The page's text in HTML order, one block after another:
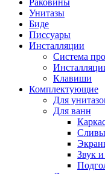
Раковины
Унитазы
Биде
Писсуары
Инсталляции
Система
Клавиши
Комплектующие
Для
Для ванн
Звук и